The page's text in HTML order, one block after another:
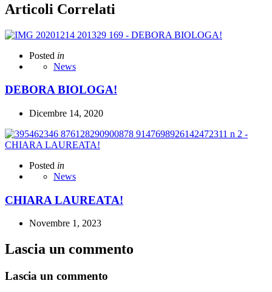
Articoli Correlati
Posted in
News
DEBORA BIOLOGA!
Dicembre 14, 2020
Posted in
News
CHIARA LAUREATA!
Novembre 1, 2023
Lascia un commento
Lascia un commento